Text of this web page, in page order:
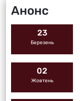
Анонс
23
Березень
02
Жовтень